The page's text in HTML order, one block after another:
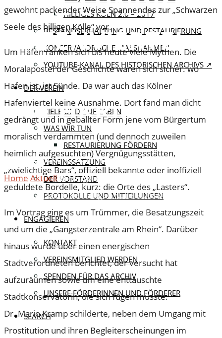
HILLIGES KÖLN 2.0 – 2017
BESTANDSERHALTUNG UND RESTAURIERUNG
KONSERVATORISCHE MASSNAHMEN
YOUTUBE-KANAL DES HISTORISCHEN ARCHIVS ↗
DER VEREIN
ZIELE UND AUFGABEN
WAS WIR TUN
RESTAURIERUNG FÖRDERN
VEREINSSATZUNG
DER VORSTAND
PROTOKOLLE UND MITTEILUNGEN
ENGAGIEREN
KONTAKT
VEREINSMITGLIED WERDEN
SPENDEN FÜR DAS ARCHIV
UNSERE FÖRDERINNEN UND FÖRDERER
SEARCH
HAFENVIERTEL
IN DER
18. Juli 201821. Januar 2019
Home Aktuell Vortragsabend im Historischen Archiv –
„Schwarze Seele des hilligen Kölle – Das sündige
Hafenviertel in der Nachkriegszeit“
gewohnt packender Weise Spannendes zur „Schwarzen
Seele des hilligen Kölle“ vor.
Um Häfen ranken sich bis heute viele Mythen. Die
Moralapostel der Geschichte waren sich sicher: wo
Hafen ist, ist Sünde. Da war auch das Kölner
Hafenviertel keine Ausnahme. Dort fand man dicht
gedrängt und in geballter Form jene vom Bürgertum
moralisch verdammten (und dennoch zuweilen
heimlich aufgesuchten) Vergnügungsstätten,
„zwielichtige Bars“, offiziell bekannte oder inoffiziell
geduldete Bordelle, kurz: die Orte des „Lasters“.
Im Vortrag ging es um Trümmer, die Besatzungszeit
und um die „Gangsterzentrale am Rhein“. Darüber
hinaus wurde über einen energischen
Stadtverordneten berichtet, der versucht hat
aufzuräumen sowie um eine enttäuschte
Stadtkonservatorin, die sich fügen musste.
Dr. Mario Kramp schilderte, neben dem Umgang mit
Prostitution und ihren Begleiterscheinungen im